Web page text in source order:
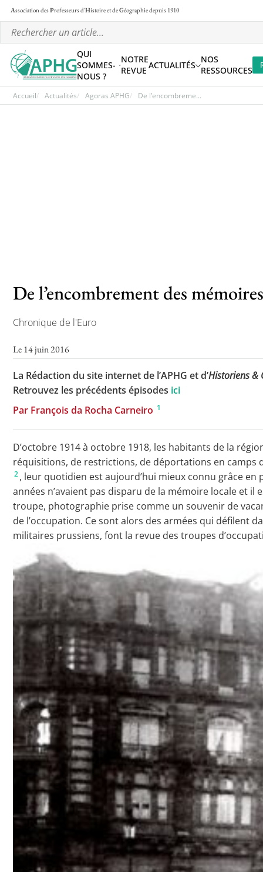
Association desProfesseurs d'Histoire et deGéographiedepuis 1910
QUI
SOMMES-
NOUS ?
NOTRE
REVUE ACTUALITÉS NOS
RESSOURCES
Accueil Actualités Agoras APHG De l’encombreme...
De l’encombrement des
Chronique de l'Euro
Le 14 juin 2016
La Rédaction du site internet de l’APHG et d’Historiens &
Retrouvez les précédents épisodes ici
Par François da Rocha Carneiro 1
D’octobre 1914 à octobre 1918, les habitants de la
réquisitions, de restrictions, de déportations en camps
2 , leur quotidien est aujourd’hui mieux connu grâce
années n’avaient pas disparu de la mémoire locale et
troupe, photographie prise comme un souvenir de
de l’occupation. Ce sont alors des armées qui défilent
militaires prussiens, font la revue des troupes